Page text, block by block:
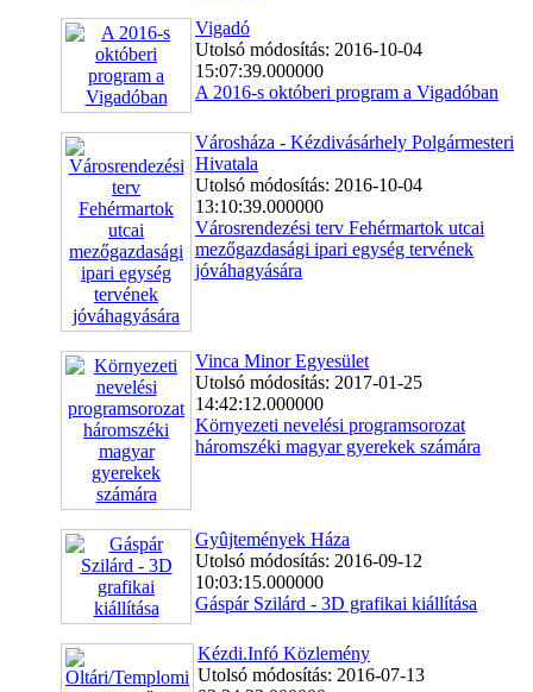
Vigadó
Utolsó módosítás: 2016-10-04
15:07:39.000000
A 2016-s októberi program a Vigadóban
Városháza - Kézdivásárhely Polgármesteri
Hivatala
Utolsó módosítás: 2016-10-04
13:10:39.000000
Városrendezési terv Fehérmartok utcai
mezőgazdasági ipari egység tervének
jóváhagyására
Vinca Minor Egyesület
Utolsó módosítás: 2017-01-25
14:42:12.000000
Környezeti nevelési programsorozat
háromszéki magyar gyerekek számára
Gyûjtemények Háza
Utolsó módosítás: 2016-09-12
10:03:15.000000
Gáspár Szilárd - 3D grafikai kiállítása
Kézdi.Infó Közlemény
Utolsó módosítás: 2016-07-13